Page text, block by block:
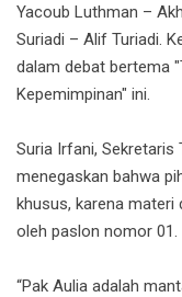
Yacoub Luthman –
Suriadi – Alif Turiadi.
dalam debat bertema
Kepemimpinan" ini.
Suria Irfani, Sekretaris
menegaskan bahwa
khusus, karena materi
oleh paslon nomor 01.
“Pak Aulia adalah